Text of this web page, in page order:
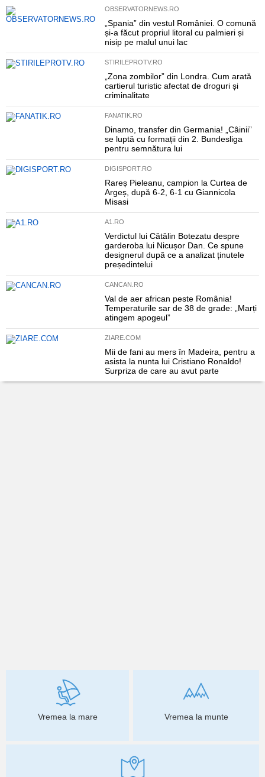
OBSERVATORNEWS.RO
„Spania” din vestul României. O comună
și-a făcut propriul litoral cu palmieri și
nisip pe malul unui lac
STIRILEPROTV.RO
„Zona zombilor” din Londra. Cum arată
cartierul turistic afectat de droguri și
criminalitate
FANATIK.RO
Dinamo, transfer din Germania! „Câinii”
se luptă cu formații din 2. Bundesliga
pentru semnătura lui
DIGISPORT.RO
Rareș Pieleanu, campion la Curtea de
Argeș, după 6-2, 6-1 cu Giannicola
Misasi
A1.RO
Verdictul lui Cătălin Botezatu despre
garderoba lui Nicușor Dan. Ce spune
designerul după ce a analizat ținutele
președintelui
CANCAN.RO
Val de aer african peste România!
Temperaturile sar de 38 de grade: „Marți
atingem apogeul”
ZIARE.COM
Mii de fani au mers în Madeira, pentru a
asista la nunta lui Cristiano Ronaldo!
Surpriza de care au avut parte
Vremea la mare Vremea la munte